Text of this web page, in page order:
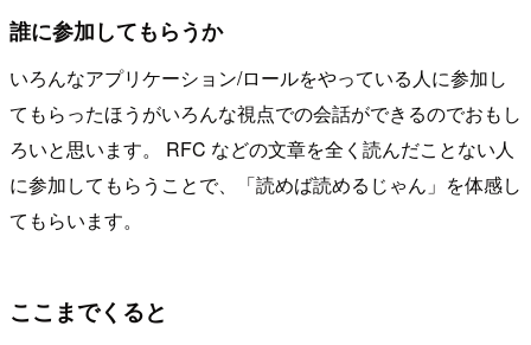
誰に参加してもらうか
いろんなアプリケーション/ロールをやっている人に参加し
てもらったほうがいろんな視点での会話ができるのでおもし
ろいと思います。 RFC などの文章を全く読んだことない人
に参加してもらうことで、「読めば読めるじゃん」を体感し
てもらいます。
ここまでくると